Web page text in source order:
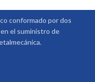
1 PLATOS DIVISORES REF:
conformado por dos
el suministro de